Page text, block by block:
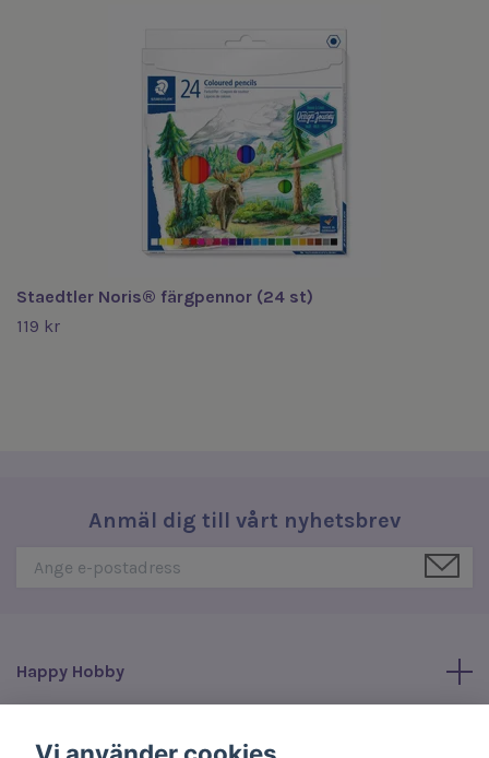
Staedtler Noris® färgpennor (24 st)
119 kr
Anmäl dig till vårt nyhetsbrev
Happy Hobby